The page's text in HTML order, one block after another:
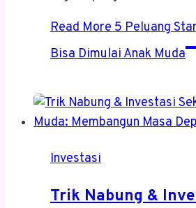
Read More5 Peluang
Bisa Dimulai Anak Muda
Investasi
Trik Nabung &